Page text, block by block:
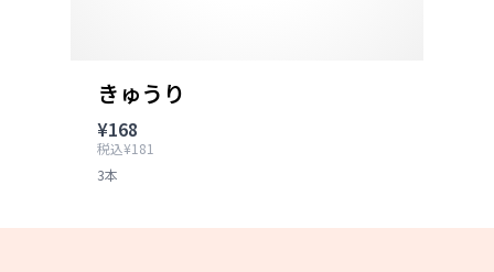
きゅうり
¥168
税込¥181
3本